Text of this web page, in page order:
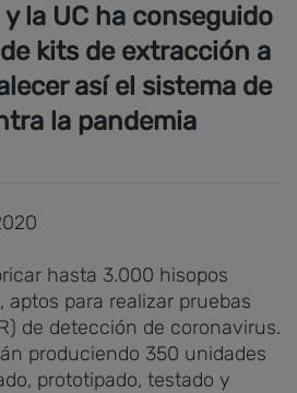
y la UC ha conseguido
kits de extracción a
así el sistema de
la pandemia
hasta 3.000 hisopos
aptos para realizar pruebas
de detección de coronavirus.
produciendo 350 unidades
prototipado, testado y